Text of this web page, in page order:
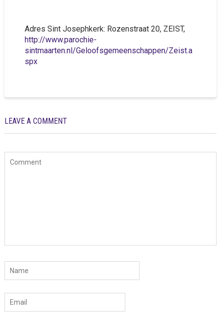
Adres Sint Josephkerk: Rozenstraat 20, ZEIST,
http://www.parochie-
sintmaarten.nl/Geloofsgemeenschappen/Zeist.a
spx
LEAVE A COMMENT